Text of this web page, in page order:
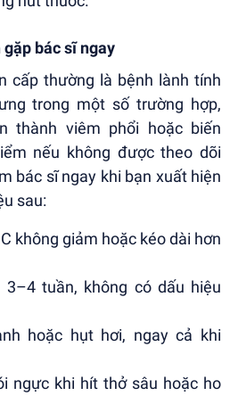
bác sĩ ngay
cấp thường là bệnh lành tính
trong một số trường hợp,
thành viêm phổi hoặc biến
nếu không được theo dõi
bác sĩ ngay khi bạn xuất hiện
sau:
không giảm hoặc kéo dài hơn
3–4 tuần, không có dấu hiệu
hoặc hụt hơi, ngay cả khi
ngực khi hít thở sâu hoặc ho